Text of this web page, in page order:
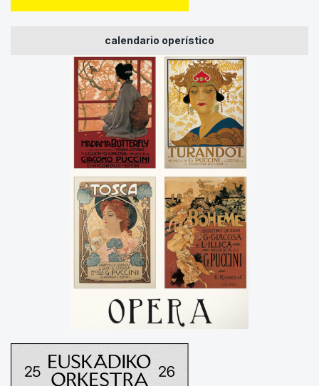
calendario operístico